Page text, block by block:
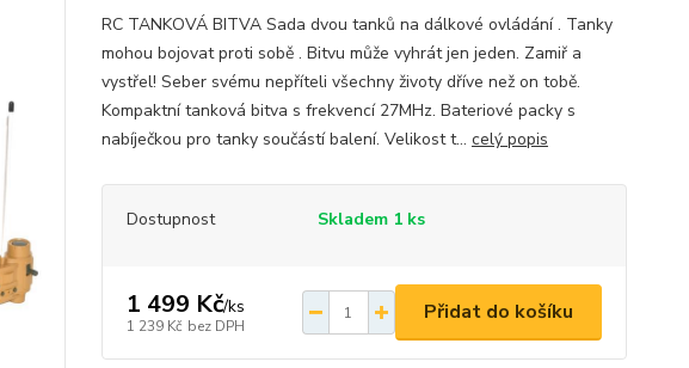
RC TANKOVÁ BITVA Sada dvou tanků na dálkové ovládání . Tanky
mohou bojovat proti sobě . Bitvu může vyhrát jen jeden. Zamiř a
vystřel! Seber svému nepříteli všechny životy dříve než on tobě.
Kompaktní tanková bitva s frekvencí 27MHz. Bateriové packy s
nabíječkou pro tanky součástí balení. Velikost t... celý popis
Dostupnost Skladem 1 ks
1 499 Kč/ks
1 239 Kč bez DPH
Přidat do košíku